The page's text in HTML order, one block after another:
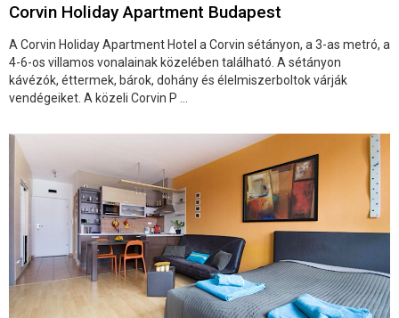
Corvin Holiday Apartment Budapest
A Corvin Holiday Apartment Hotel a Corvin sétányon, a 3-as metró, a
4-6-os villamos vonalainak közelében található. A sétányon
kávézók, éttermek, bárok, dohány és élelmiszerboltok várják
vendégeiket. A közeli Corvin P ...